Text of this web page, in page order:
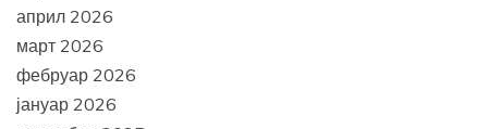
април 2026
март 2026
фебруар 2026
јануар 2026